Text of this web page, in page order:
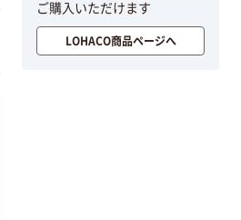
ご購入いただけます
LOHACO商品ページへ